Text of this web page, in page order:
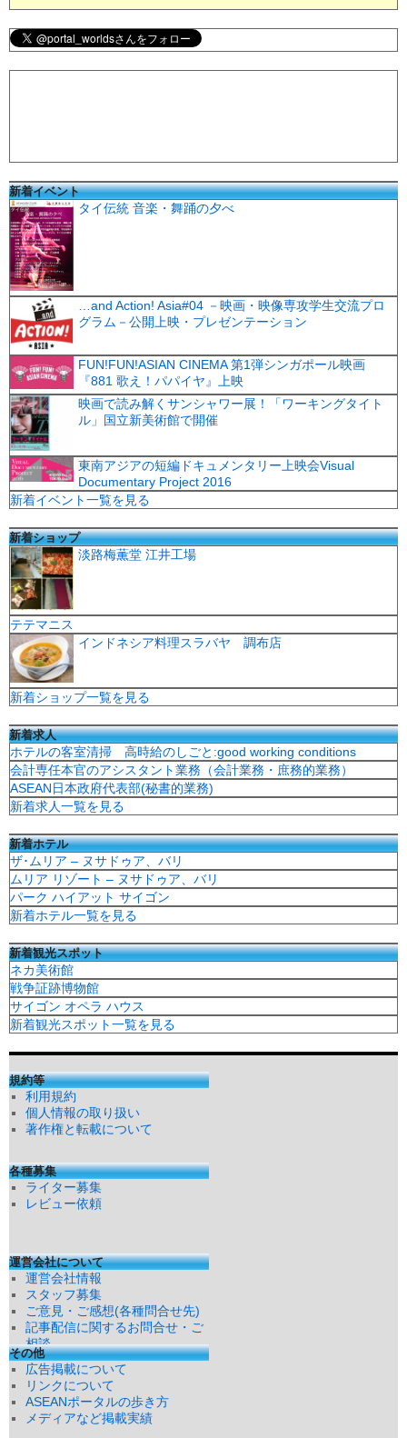
新着イベント
タイ伝統 音楽・舞踊の夕べ
…and Action! Asia#04 －映画・映像専攻学生交流プロ
グラム－公開上映・プレゼンテーション
FUN!FUN!ASIAN CINEMA 第1弾シンガポール映画
『881 歌え！パパイヤ』上映
映画で読み解くサンシャワー展！「ワーキングタイト
ル」国立新美術館で開催
東南アジアの短編ドキュメンタリー上映会Visual
Documentary Project 2016
新着イベント一覧を見る
新着ショップ
淡路梅薫堂 江井工場
テテマニス
インドネシア料理スラバヤ 調布店
新着ショップ一覧を見る
新着求人
ホテルの客室清掃 高時給のしごと:good working conditions
会計専任本官のアシスタント業務（会計業務・庶務的業務）
ASEAN日本政府代表部(秘書的業務)
新着求人一覧を見る
新着ホテル
ザ･ムリア – ヌサドゥア、バリ
ムリア リゾート – ヌサドゥア、バリ
パーク ハイアット サイゴン
新着ホテル一覧を見る
新着観光スポット
ネカ美術館
戦争証跡博物館
サイゴン オペラ ハウス
新着観光スポット一覧を見る
規約等
利用規約
個人情報の取り扱い
著作権と転載について
各種募集
ライター募集
レビュー依頼
運営会社について
運営会社情報
スタッフ募集
ご意見・ご感想(各種問合せ先)
記事配信に関するお問合せ・ご
相談
その他
広告掲載について
リンクについて
ASEANポータルの歩き方
メディアなど掲載実績